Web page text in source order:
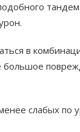
в
слабых по